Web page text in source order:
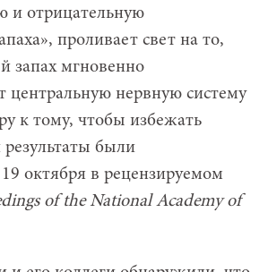
и отрицательную
проливает свет на то,
запах мгновенно
центральную нервную систему
к тому, чтобы избежать
были
октября в рецензируемом
of the National Academy of